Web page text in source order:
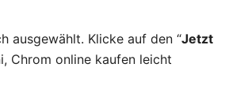
ausgewählt. Klicke auf den “Jetzt
Chrom online kaufen leicht